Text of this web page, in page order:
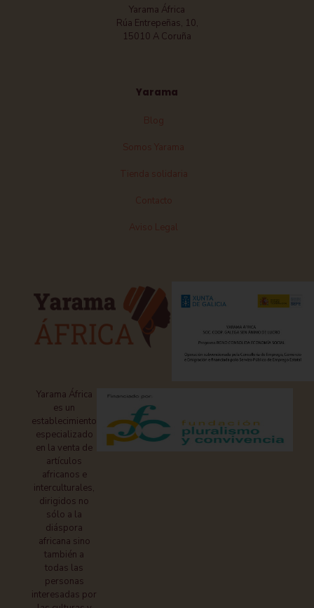
Yarama África
Rúa Entrepeñas, 10,
15010 A Coruña
Yarama
Yarama África
es un
establecimiento
especializado
en la venta de
artículos
africanos e
interculturales,
dirigidos no
sólo a la
diáspora
africana sino
también a
todas las
personas
interesadas por